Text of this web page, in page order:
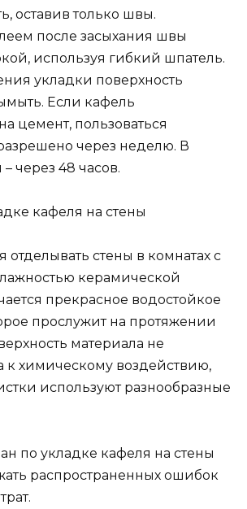
оставив только швы.
после засыхания швы
используя гибкий шпатель.
укладки поверхность
Если кафель
цемент, пользоваться
через неделю. В
через 48 часов.
кафеля на стены
отделывать стены в комнатах с
керамической
прекрасное водостойкое
прослужит на протяжении
материала не
к химическому воздействию,
используют разнообразные
по укладке кафеля на стены
распространенных ошибок